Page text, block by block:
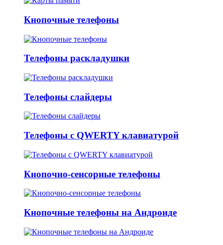
Кнопочные телефоны
Телефоны раскладушки
Телефоны слайдеры
Телефоны с QWERTY клавиатурой
Кнопочно-сенсорные телефоны
Кнопочные телефоны на Андроиде